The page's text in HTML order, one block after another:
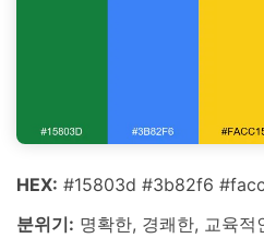
HEX: #15803d #3b82f6
분위기: 명확한, 경쾌한, 교육적